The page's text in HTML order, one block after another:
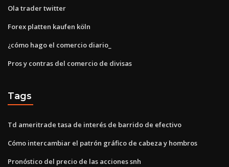
Ola trader twitter
Forex platten kaufen köln
¿cómo hago el comercio diario_
Pros y contras del comercio de divisas
Tags
Td ameritrade tasa de interés de barrido de efectivo
Cómo intercambiar el patrón gráfico de cabeza y hombros
Pronóstico del precio de las acciones snh